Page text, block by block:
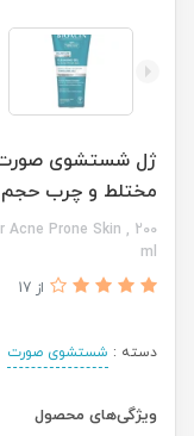
ژل شستشوی
مختلط و چرب حجم 200 میلی لیتر
Acne Prone Skin , 200
ml
از 17
دسته : شستشوی صورت
ویژگی‌های محصول